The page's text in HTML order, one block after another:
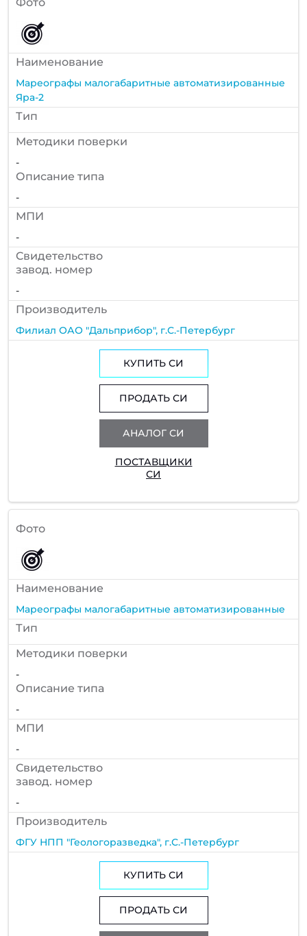
Наименование
Мареографы малогабаритные автоматизированные
Яра-2
Тип
Методики поверки
-
Описание типа
-
МПИ
-
Cвидетельство
завод. номер
-
Производитель
Филиал ОАО "Дальприбор", г.С.-Петербург
КУПИТЬ СИ
ПРОДАТЬ СИ
АНАЛОГ СИ
ПОСТАВЩИКИ
СИ
Фото
Наименование
Мареографы малогабаритные автоматизированные
Тип
Методики поверки
-
Описание типа
-
МПИ
-
Cвидетельство
завод. номер
-
Производитель
ФГУ НПП "Геологоразведка", г.С.-Петербург
КУПИТЬ СИ
ПРОДАТЬ СИ